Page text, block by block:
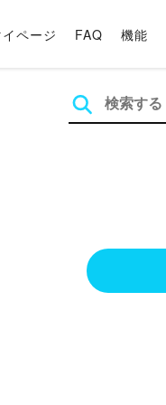
ページ FAQ 機能